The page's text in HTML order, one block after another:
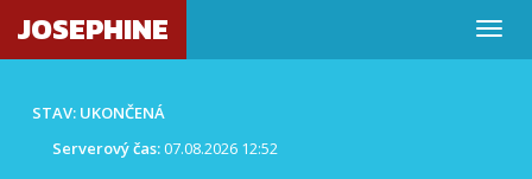
JOSEPHINE
STAV: UKONČENÁ
Serverový čas:07.08.2026 12:52